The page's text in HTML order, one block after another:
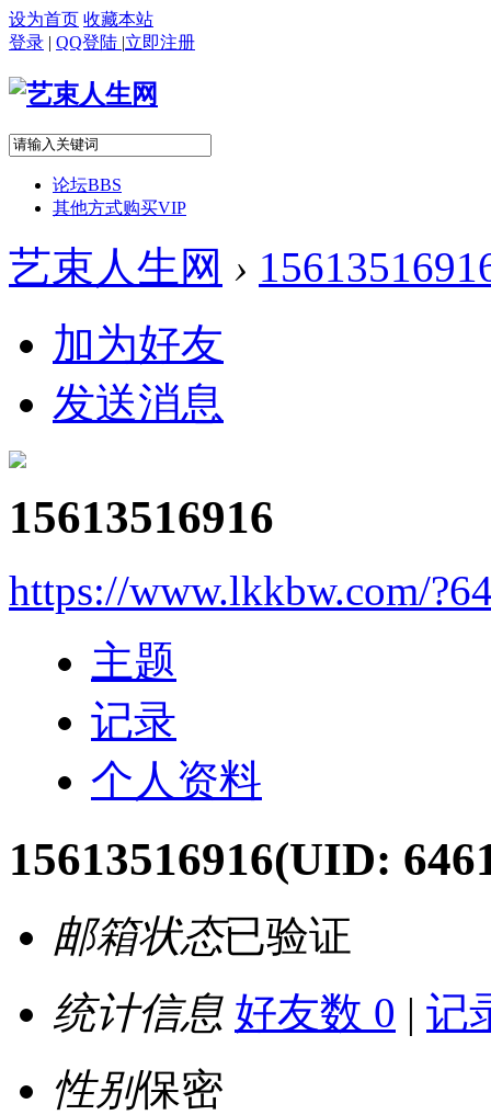
设为首页 收藏本站
登录 | QQ登陆 |立即注册
论坛BBS
其他方式购买VIP
艺束人生网 ›
加为好友
发送消息
15613516916
https://www.lkkbw.com/
主题
记录
个人资料
15613516916(UID:
邮箱状态已验证
统计信息 好友数 0 | 记
性别保密